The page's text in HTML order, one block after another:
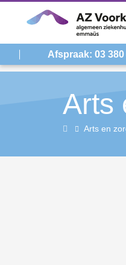
Afspraak: 03 380
Arts
HomeArts en